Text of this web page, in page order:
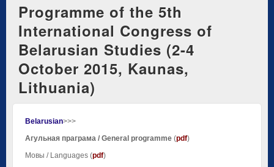
Programme of the 5th
International Congress of
Belarusian Studies (2-4
October 2015, Kaunas,
Lithuania)
Belarusian>>>
Агульная праграма / General programme (pdf)
Мовы / Languages (pdf)